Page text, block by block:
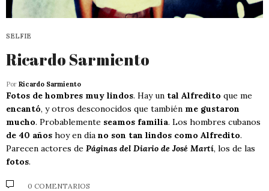
SELFIE
Ricardo Sarmiento
Por Ricardo Sarmiento
Fotos de hombres muy lindos. Hay un tal Alfredito que me
encantó, y otros desconocidos que también me gustaron
mucho. Probablemente seamos familia. Los hombres cubanos
de 40 años hoy en día no son tan lindos como Alfredito.
Parecen actores de Páginas del Diario de José Martí, los de las
fotos.
0 COMENTARIOS